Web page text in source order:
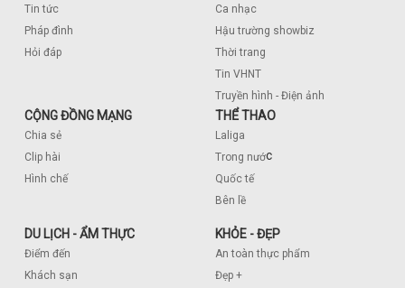
Tin tức
Pháp đình
Hỏi đáp
Ca nhạc
Hậu trường showbiz
Thời trang
Tin VHNT
Truyền hình - Điện ảnh
CỘNG ĐỒNG MẠNG
Chia sẻ
Clip hài
Hình chế
THỂ THAO
Laliga
Trong nước
Quốc tế
Bên lề
DU LỊCH - ẨM THỰC
Điểm đến
Khách sạn
KHỎE - ĐẸP
An toàn thực phẩm
Đẹp +